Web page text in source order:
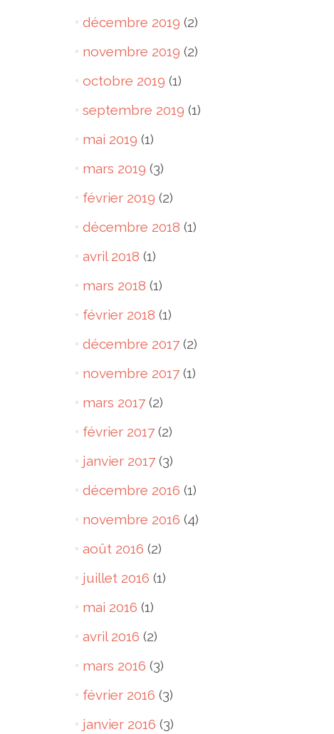
décembre 2019 (2)
novembre 2019 (2)
octobre 2019 (1)
septembre 2019 (1)
mai 2019 (1)
mars 2019 (3)
février 2019 (2)
décembre 2018 (1)
avril 2018 (1)
mars 2018 (1)
février 2018 (1)
décembre 2017(2)
novembre 2017(1)
mars 2017(2)
février 2017(2)
janvier 2017(3)
décembre 2016 (1)
novembre 2016 (4)
août 2016 (2)
juillet 2016 (1)
mai 2016 (1)
avril 2016 (2)
mars 2016 (3)
février 2016 (3)
janvier 2016 (3)